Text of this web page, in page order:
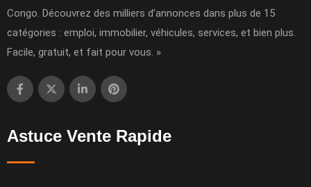
Congo. Découvrez des milliers d’annonces dans plus de 15
catégories : emploi, immobilier, véhicules, services, et bien plus.
Facile, gratuit, et fait pour vous. »
Astuce Vente Rapide